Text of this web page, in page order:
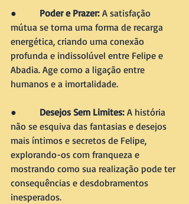
● Poder e Prazer: A satisfação
mútua se torna uma forma de recarga
energética, criando uma conexão
profunda e indissolúvel entre Felipe e
Abadia. Age como a ligação entre
humanos e a imortalidade.
● Desejos Sem Limites: A história
não se esquiva das fantasias e desejos
mais íntimos e secretos de Felipe,
explorando-os com franqueza e
mostrando como sua realização pode ter
consequências e desdobramentos
inesperados.